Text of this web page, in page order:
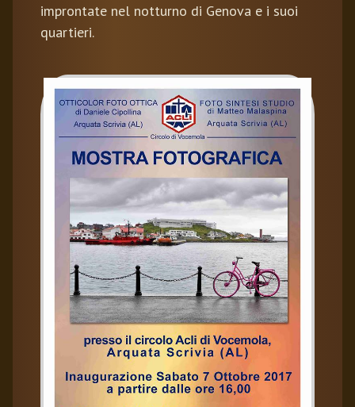
improntate nel notturno di Genova e i suoi
quartieri.